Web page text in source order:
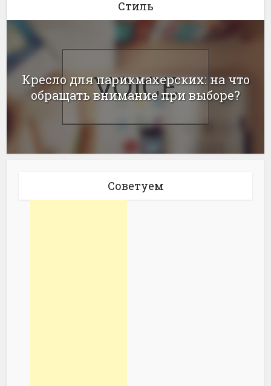
Стиль
Кресло для парикмахерских: на что
обращать внимание при выборе?
Советуем